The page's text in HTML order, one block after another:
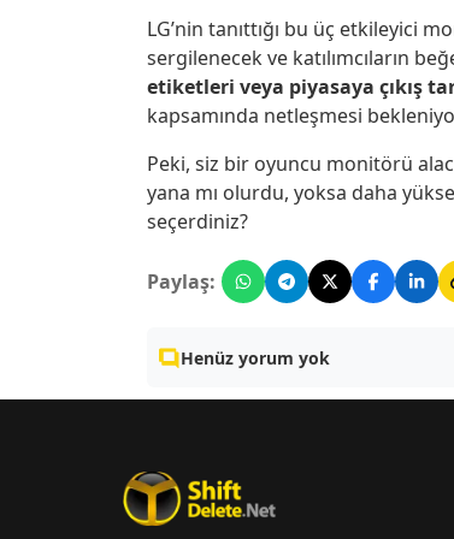
LG’nin tanıttığı bu üç etkileyici
sergilenecek ve katılımcıların
etiketleri veya piyasaya çıkış
kapsamında netleşmesi
Peki, siz bir oyuncu monitörü
yana mı olurdu, yoksa daha
seçerdiniz?
Paylaş:
Henüz yorum yok